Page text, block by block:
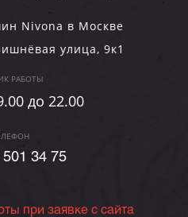
Nivona в Москве
улица, 9к1
РАБОТЫ
до 22.00
34 75
при заявке с сайта